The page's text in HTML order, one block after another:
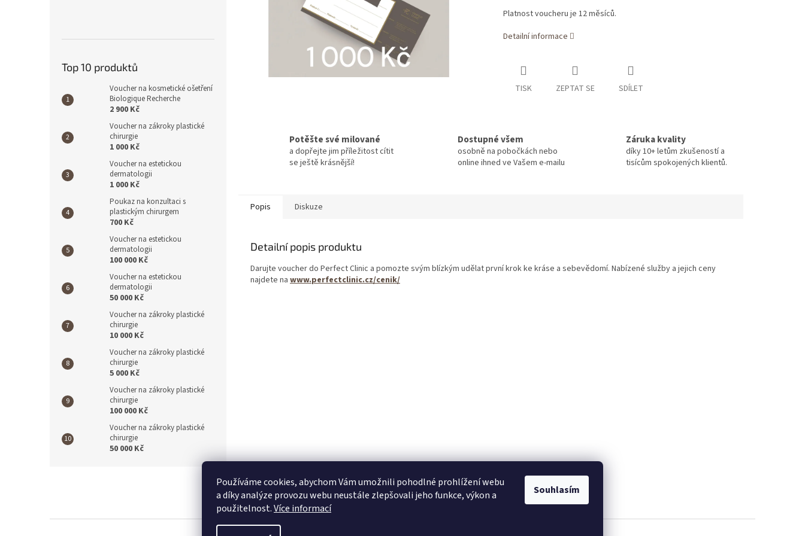
Používáme cookies, abychom Vám umožnili pohodlné prohlížení webu
a díky analýze provozu webu neustále zlepšovali jeho funkce, výkon a
použitelnost.Více informací
Souhlasím
Top 10 produktů
Voucher na kosmetické ošetření
Biologique Recherche
2 900 Kč
Voucher na zákroky plastické
chirurgie
1 000 Kč
Voucher na estetickou
dermatologii
1 000 Kč
Poukaz na konzultaci s
plastickým chirurgem
700 Kč
Voucher na estetickou
dermatologii
100 000 Kč
Voucher na estetickou
dermatologii
50 000 Kč
Voucher na zákroky plastické
chirurgie
10 000 Kč
Voucher na zákroky plastické
chirurgie
5 000 Kč
Voucher na zákroky plastické
chirurgie
100 000 Kč
Voucher na zákroky plastické
chirurgie
50 000 Kč
Platnost voucheru je 12 měsíců.
Detailní informace
TISK ZEPTAT SE SDÍLET
Potěšte své milované
a dopřejte jim příležitost cítit
se ještě krásnější!
Dostupné všem
osobně na pobočkách nebo
online ihned ve Vašem e-mailu
Záruka kvality
díky 10+ letům zkušeností a
tisícům spokojených klientů.
Popis Diskuze
Detailní popis produktu
Darujte voucher do Perfect Clinic a pomozte svým blízkým udělat první krok ke kráse a sebevědomí. Nabízené služby a jejich ceny
najdete na www.perfectclinic.cz/cenik/